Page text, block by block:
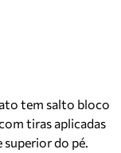
tem salto bloco
tiras aplicadas
superior do pé.